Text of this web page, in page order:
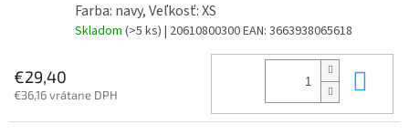
Farba: navy, Veľkosť: XS
Skladom (>5 ks) | 20610800300EAN: 3663938065618
€29,40
€36,16 vrátane DPH